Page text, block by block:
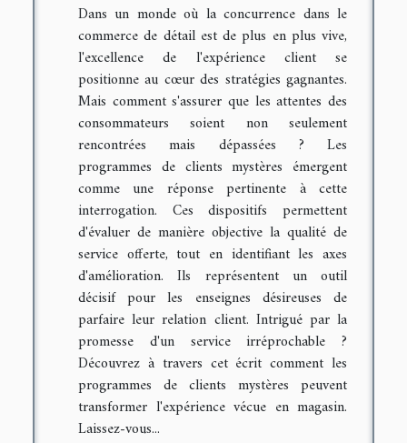
Dans un monde où la concurrence dans le
commerce de détail est de plus en plus vive,
l'excellence de l'expérience client se
positionne au cœur des stratégies gagnantes.
Mais comment s'assurer que les attentes des
consommateurs soient non seulement
rencontrées mais dépassées ? Les
programmes de clients mystères émergent
comme une réponse pertinente à cette
interrogation. Ces dispositifs permettent
d'évaluer de manière objective la qualité de
service offerte, tout en identifiant les axes
d'amélioration. Ils représentent un outil
décisif pour les enseignes désireuses de
parfaire leur relation client. Intrigué par la
promesse d'un service irréprochable ?
Découvrez à travers cet écrit comment les
programmes de clients mystères peuvent
transformer l'expérience vécue en magasin.
Laissez-vous...